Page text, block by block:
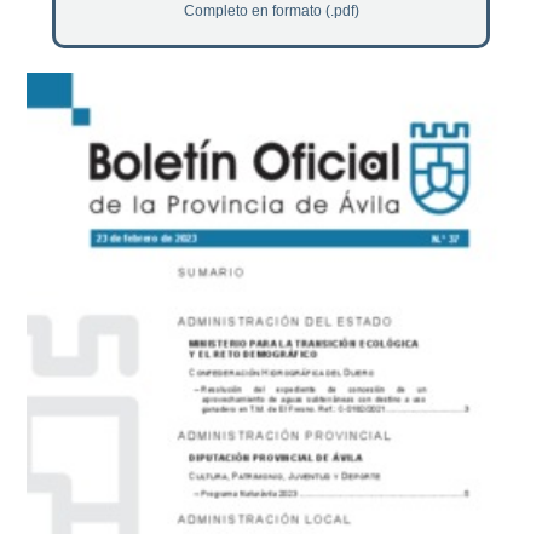
Completo en formato (.pdf)